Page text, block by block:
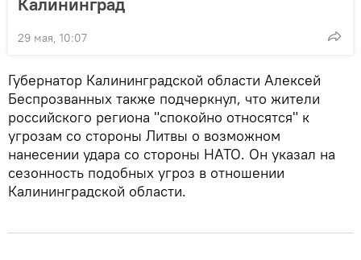
29 мая, 10:07
Губернатор Калининградской области Алексей
Беспрозванных также подчеркнул, что жители
российского региона "спокойно относятся" к
угрозам со стороны Литвы о возможном
нанесении удара со стороны НАТО. Он указал на
сезонность подобных угроз в отношении
Калининградской области.